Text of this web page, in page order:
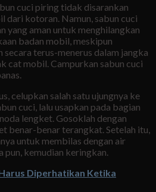
cuci piring tidak disarankan
dari kotoran. Namun, sabun cuci
yang aman untuk menghilangkan
badan mobil, meskipun
terus-menerus dalam jangka
cat mobil. Campurkan sabun cuci
celupkan salah satu ujungnya ke
cuci, lalu usapkan pada bagian
lengket. Gosoklah dengan
benar-benar terangkat. Setelah itu,
untuk membilas dengan air
pun, kemudian keringkan.
Diperhatikan Ketika